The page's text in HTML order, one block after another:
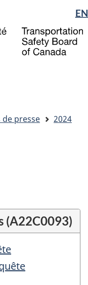
EN
presse
2024
(A22C0093)